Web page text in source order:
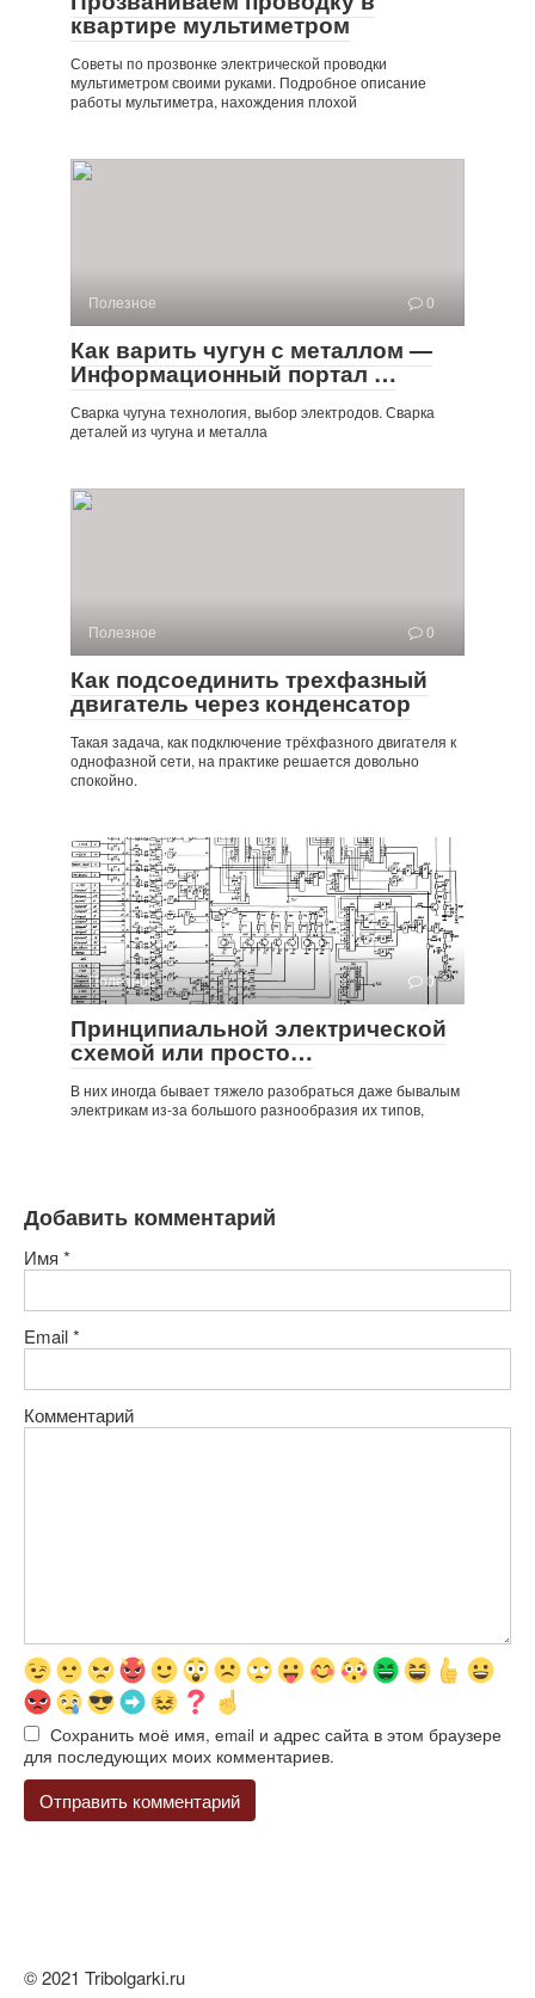
квартире мультиметром
Советы по прозвонке электрической проводки
мультиметром своими руками. Подробное описание
работы мультиметра, нахождения плохой
Полезное 0
Как варить чугун с металлом —
Информационный портал …
Сварка чугуна технология, выбор электродов. Сварка
деталей из чугуна и металла
Полезное 0
Как подсоединить трехфазный
двигатель через конденсатор
Такая задача, как подключение трёхфазного двигателя к
однофазной сети, на практике решается довольно
спокойно.
Полезное 0
Принципиальной электрической
схемой или просто…
В них иногда бывает тяжело разобраться даже бывалым
электрикам из-за большого разнообразия их типов,
Добавить комментарий
Имя *
Email*
Комментарий
Сохранить моё имя, email и адрес сайта в этом браузере
для последующих моих комментариев.
© 2021 Tribolgarki.ru